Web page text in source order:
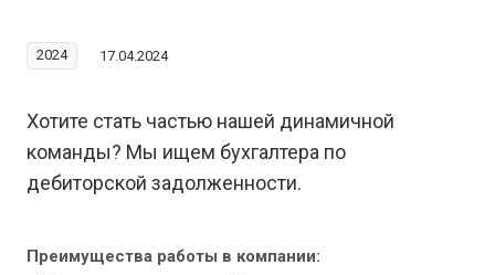
2024 17.04.2024
Хотите стать частью нашей динамичной
команды? Мы ищем бухгалтера по
дебиторской задолженности.
Преимущества работы в компании: